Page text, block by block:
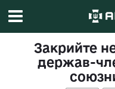
Закрийте
держав-